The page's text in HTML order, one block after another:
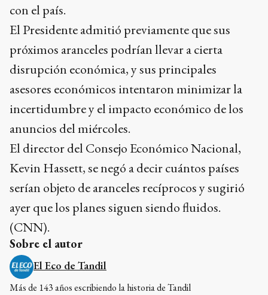
con el país.
El Presidente admitió previamente que sus
próximos aranceles podrían llevar a cierta
disrupción económica, y sus principales
asesores económicos intentaron minimizar la
incertidumbre y el impacto económico de los
anuncios del miércoles.
El director del Consejo Económico Nacional,
Kevin Hassett, se negó a decir cuántos países
serían objeto de aranceles recíprocos y sugirió
ayer que los planes siguen siendo fluidos.
(CNN).
Sobre el autor
El Eco de Tandil
Más de 143 años escribiendo la historia de Tandil